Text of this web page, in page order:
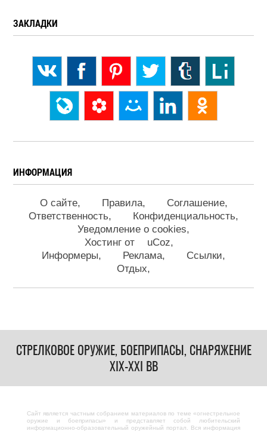
ЗАКЛАДКИ
ИНФОРМАЦИЯ
О сайте Правила
Соглашение
Ответственность
Конфиденциальность
Уведомление о cookies
Хостинг от
uCoz
Информеры
Реклама
Ссылки
Отдых
СТРЕЛКОВОЕ ОРУЖИЕ, БОЕПРИПАСЫ, СНАРЯЖЕНИЕ
XIX-XXI ВВ
Сайт является частным собранием материалов по теме «огнестрельное
оружие и боеприпасы» и представляет собой любительский
информационно-образовательный оружейный портал. Вся информация